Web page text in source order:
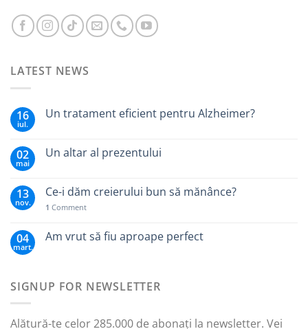
LATEST NEWS
16
iul.
Un tratament eficient pentru Alzheimer?
02
mai
Un altar al prezentului
13
nov.
Ce-i dăm creierului bun să mănânce?
1 Comment
04
mart.
Am vrut să fiu aproape perfect
SIGNUP FOR NEWSLETTER
Alătură-te celor 285.000 de abonați la newsletter. Vei